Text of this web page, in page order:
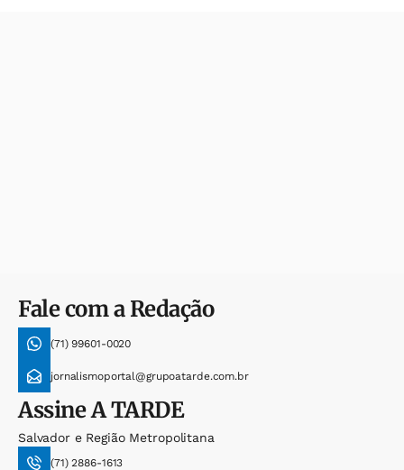
Fale com a Redação
(71) 99601-0020
jornalismoportal@grupoatarde.com.br
AssineA TARDE
Salvador e Região Metropolitana
(71) 2886-1613